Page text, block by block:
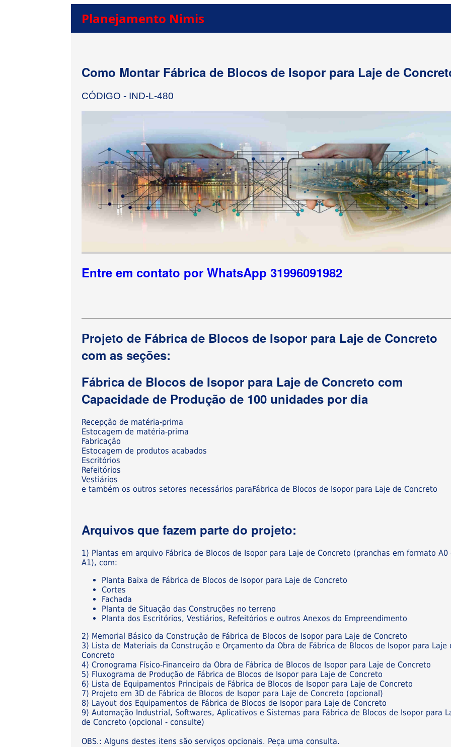
Planejamento Nimis
Como Montar Fábrica de Blocos de Isopor para Laje de
CÓDIGO - IND-L-480
Entre em contato por WhatsApp 31996091982
Projeto de Fábrica de Blocos de Isopor para Laje de Concreto
com as seções:
Fábrica de Blocos de Isopor para Laje de Concreto com
Capacidade de Produção de 100 unidades por dia
Recepção de matéria-prima
Estocagem de matéria-prima
Fabricação
Estocagem de produtos acabados
Escritórios
Refeitórios
Vestiários
e também os outros setores necessários paraFábrica de Blocos de Isopor para Laje de Concreto
Arquivos que fazem parte do projeto:
1) Plantas em arquivo Fábrica de Blocos de Isopor para Laje de Concreto (pranchas em formato A0
A1), com:
Planta Baixa de Fábrica de Blocos de Isopor para Laje de Concreto
Cortes
Fachada
Planta de Situação das Construções no terreno
Planta dos Escritórios, Vestiários, Refeitórios e outros Anexos do Empreendimento
2) Memorial Básico da Construção de Fábrica de Blocos de Isopor para Laje de Concreto
3) Lista de Materiais da Construção e Orçamento da Obra de Fábrica de Blocos de Isopor para Laje
Concreto
4) Cronograma Físico-Financeiro da Obra de Fábrica de Blocos de Isopor para Laje de Concreto
5) Fluxograma de Produção de Fábrica de Blocos de Isopor para Laje de Concreto
6) Lista de Equipamentos Principais de Fábrica de Blocos de Isopor para Laje de Concreto
7) Projeto em 3D de Fábrica de Blocos de Isopor para Laje de Concreto (opcional)
8) Layout dos Equipamentos de Fábrica de Blocos de Isopor para Laje de Concreto
9) Automação Industrial, Softwares, Aplicativos e Sistemas para Fábrica de Blocos de Isopor para
de Concreto (opcional - consulte)
OBS.: Alguns destes itens são serviços opcionais. Peça uma consulta.